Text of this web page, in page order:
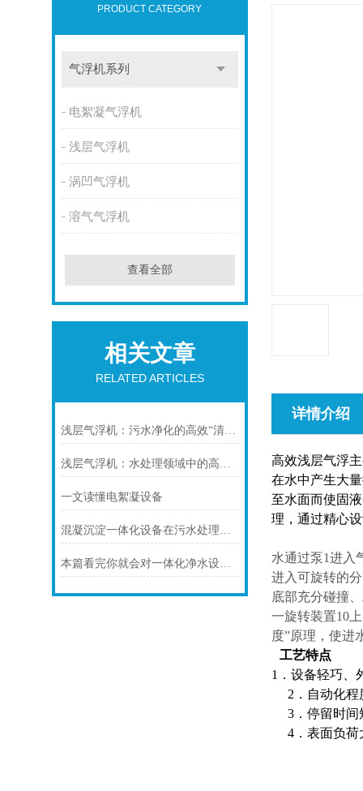
PRODUCT CATEGORY
气浮机系列
电絮凝气浮机
浅层气浮机
涡凹气浮机
溶气气浮机
查看全部
相关文章
RELATED ARTICLES
浅层气浮机：污水净化的高效“清道夫”
浅层气浮机：水处理领域中的高效分离技术
一文读懂电絮凝设备
混凝沉淀一体化设备在污水处理中的应用前景探讨
本篇看完你就会对一体化净水设备有更多了解
详情介绍
高效浅层气浮
在水中产生大
至水面而使固
理，通过精心
水通过泵1进入
进入可旋转的
底部充分碰撞
一旋转装置10
度”原理，使进
工艺特点
1．设备轻巧、
2．自动化
3．停留时间
4．表面负